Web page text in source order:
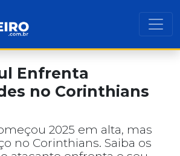
Enfrenta
no Corinthians
2025 em alta, mas
no Corinthians. Saiba os